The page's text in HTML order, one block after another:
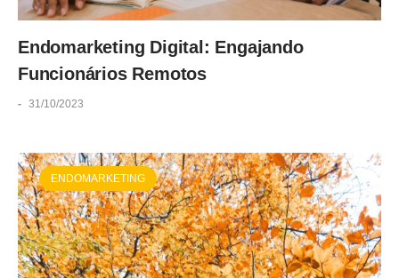
Endomarketing Digital: Engajando
Funcionários Remotos
- 31/10/2023
ENDOMARKETING